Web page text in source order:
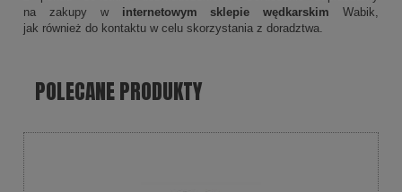
na zakupy w internetowym sklepie wędkarskim Wabik,
jak również do kontaktu w celu skorzystania z doradztwa.
POLECANE PRODUKTY